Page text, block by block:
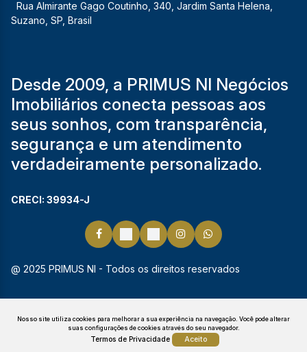
Nosso site utiliza cookies para melhorar a sua experiência na navegação. Você pode alterar
suas configurações de cookies através do seu navegador.
Termos de Privacidade Aceito
Rua Almirante Gago Coutinho 340 Jardim Santa Helena
Suzano SP Brasil
Desde 2009, a PRIMUS NI Negócios
Imobiliários conecta pessoas aos
seus sonhos, com transparência,
segurança e um atendimento
verdadeiramente personalizado.
CRECI: 39934-J
@ 2025 PRIMUS NI - Todos os direitos reservados